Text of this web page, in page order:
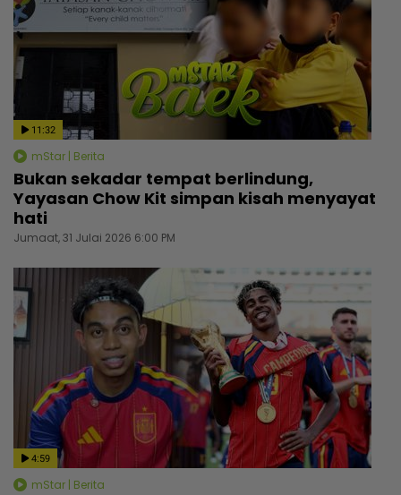
11:32
mStar | Berita
Bukan sekadar tempat berlindung,
Yayasan Chow Kit simpan kisah menyayat
hati
Jumaat, 31 Julai 2026 6:00 PM
4:59
mStar | Berita